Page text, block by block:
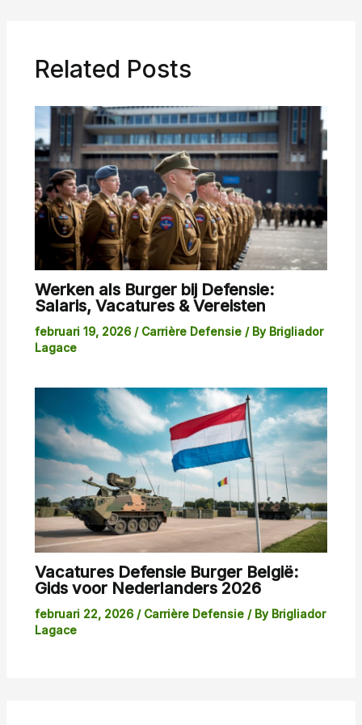
Related Posts
Werken als Burger bij Defensie:
Salaris, Vacatures & Vereisten
februari 19, 2026 / Carrière Defensie/ By Brigliador
Lagace
Vacatures Defensie Burger België:
Gids voor Nederlanders 2026
februari 22, 2026 / Carrière Defensie/ By Brigliador
Lagace